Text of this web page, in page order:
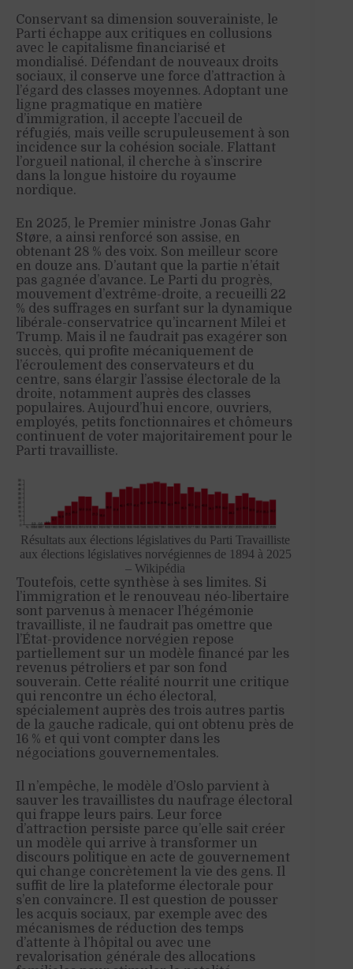
Conservant sa dimension souverainiste, le
Parti échappe aux critiques en collusions
avec le capitalisme financiarisé et
mondialisé. Défendant de nouveaux droits
sociaux, il conserve une force d’attraction à
l’égard des classes moyennes. Adoptant une
ligne pragmatique en matière
d’immigration, il accepte l’accueil de
réfugiés, mais veille scrupuleusement à son
incidence sur la cohésion sociale. Flattant
l’orgueil national, il cherche à s’inscrire
dans la longue histoire du royaume
nordique.
En 2025, le Premier ministre Jonas Gahr
Støre, a ainsi renforcé son assise, en
obtenant 28 % des voix. Son meilleur score
en douze ans. D’autant que la partie n’était
pas gagnée d’avance. Le Parti du progrès,
mouvement d’extrême-droite, a recueilli 22
% des suffrages en surfant sur la dynamique
libérale-conservatrice qu’incarnent Milei et
Trump. Mais il ne faudrait pas exagérer son
succès, qui profite mécaniquement de
l’écroulement des conservateurs et du
centre, sans élargir l’assise électorale de la
droite, notamment auprès des classes
populaires. Aujourd’hui encore, ouvriers,
employés, petits fonctionnaires et chômeurs
continuent de voter majoritairement pour le
Parti travailliste.
Résultats aux élections législatives du Parti Travailliste
aux élections législatives norvégiennes de 1894 à 2025
– Wikipédia
Toutefois, cette synthèse à ses limites. Si
l’immigration et le renouveau néo-libertaire
sont parvenus à menacer l’hégémonie
travailliste, il ne faudrait pas omettre que
l’État-providence norvégien repose
partiellement sur un modèle financé par les
revenus pétroliers et par son fond
souverain. Cette réalité nourrit une critique
qui rencontre un écho électoral,
spécialement auprès des trois autres partis
de la gauche radicale, qui ont obtenu près de
16 % et qui vont compter dans les
négociations gouvernementales.
Il n’empêche, le modèle d’Oslo parvient à
sauver les travaillistes du naufrage électoral
qui frappe leurs pairs. Leur force
d’attraction persiste parce qu’elle sait créer
un modèle qui arrive à transformer un
discours politique en acte de gouvernement
qui change concrètement la vie des gens. Il
suffit de lire la plateforme électorale pour
s’en convaincre. Il est question de pousser
les acquis sociaux, par exemple avec des
mécanismes de réduction des temps
d’attente à l’hôpital ou avec une
revalorisation générale des allocations